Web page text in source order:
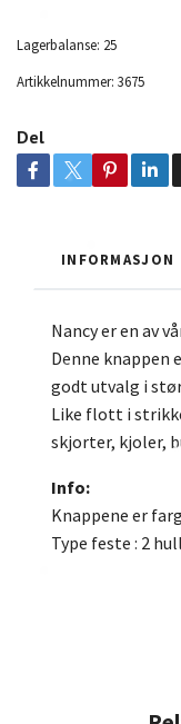
Lagerbalanse: 25
Artikkelnummer: 3675
Del
INFORMASJON
Nancy er en av
Denne knappen
godt utvalg i
Like flott i
skjorter, kjoler,
Info:
Knappene er
Type feste : 2 hull